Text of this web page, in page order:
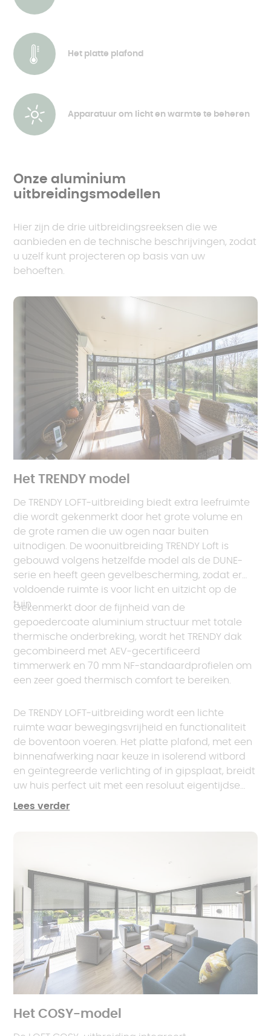
Het platte plafond
Apparatuur om licht en warmte te beheren
Onze aluminium
uitbreidingsmodellen
Hier zijn de drie uitbreidingsreeksen die we
aanbieden en de technische beschrijvingen, zodat
u uzelf kunt projecteren op basis van uw
behoeften.
Het TRENDY model
De TRENDY LOFT-uitbreiding biedt extra leefruimte
die wordt gekenmerkt door het grote volume en
de grote ramen die uw ogen naar buiten
uitnodigen. De woonuitbreiding TRENDY Loft is
gebouwd volgens hetzelfde model als de DUNE-
serie en heeft geen gevelbescherming, zodat er
voldoende ruimte is voor licht en uitzicht op de
tuin.
Gekenmerkt door de fijnheid van de
gepoedercoate aluminium structuur met totale
thermische onderbreking, wordt het TRENDY dak
gecombineerd met AEV-gecertificeerd
timmerwerk en 70 mm NF-standaardprofielen om
een zeer goed thermisch comfort te bereiken.
De TRENDY LOFT-uitbreiding wordt een lichte
ruimte waar bewegingsvrijheid en functionaliteit
de boventoon voeren. Het platte plafond, met een
binnenafwerking naar keuze in isolerend witbord
en geïntegreerde verlichting of in gipsplaat, breidt
uw huis perfect uit met een resoluut eigentijdse
stijl. Personaliseer uw TRENDY uitbreiding dankzij
Lees verder
Het COSY-model